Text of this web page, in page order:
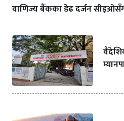
वाणिज्य बैंकका डेढ दर्जन